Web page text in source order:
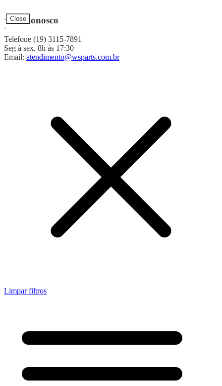
Close
Fale Conosco
Telefone (19) 3115-7891
Seg à sex. 8h às 17:30
Email: atendimento@wsparts.com.br
Limpar filtros